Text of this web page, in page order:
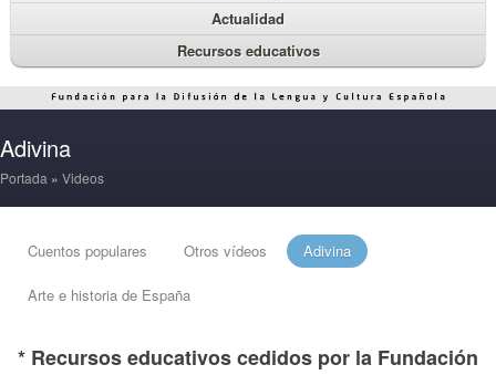
Actualidad
Recursos educativos
Adivina
Portada » Videos
Cuentos populares Otros vídeos Adivina
Arte e historia de España
* Recursos educativos cedidos por la Fundación